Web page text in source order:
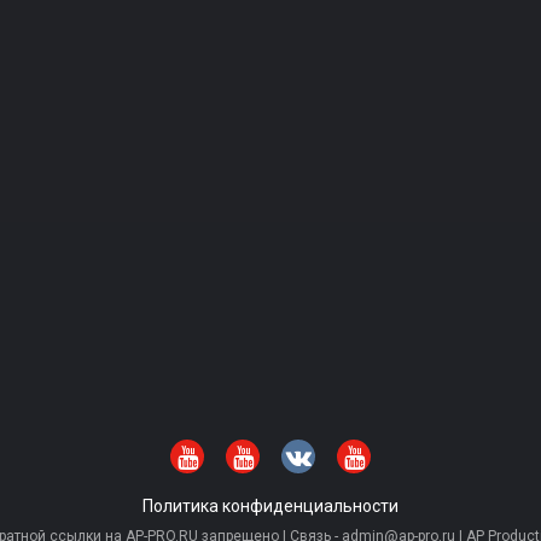
Политика конфиденциальности
ссылки на AP-PRO.RU запрещено | Связь - admin@ap-pro.ru | AP